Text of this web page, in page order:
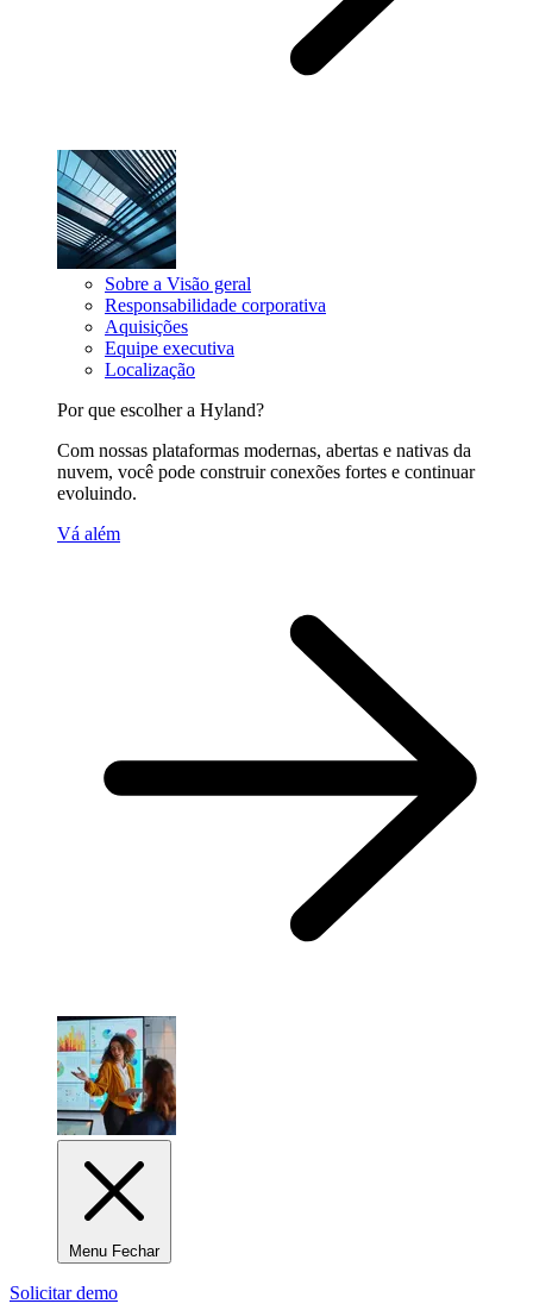
Sobre a Visão geral
Responsabilidade corporativa
Aquisições
Equipe executiva
Localização
Por que escolher a Hyland?
Com nossas plataformas modernas, abertas e nativas da
nuvem, você pode construir conexões fortes e continuar
evoluindo.
Vá além
Menu Fechar
Solicitar demo